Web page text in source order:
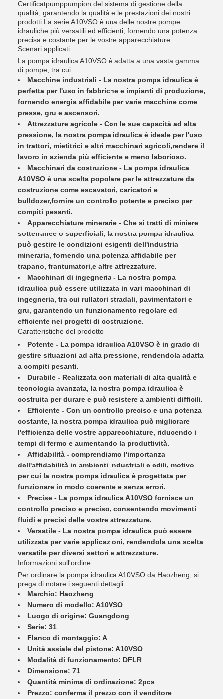
Certificatpumppumpion del sistema di gestione della
qualità, garantendo la qualità e le prestazioni dei nostri
prodotti.La serie A10VSO è una delle nostre pompe
idrauliche più versatili ed efficienti, fornendo una potenza
precisa e costante per le vostre apparecchiature.
Scenari applicati
La pompa idraulica A10VSO è adatta a una vasta gamma
di pompe, tra cui:
Macchine industriali - La nostra pompa idraulica è
perfetta per l'uso in fabbriche e impianti di produzione,
fornendo energia affidabile per varie macchine come
presse, gru e ascensori.
Attrezzature agricole - Con le sue capacità ad alta
pressione, la nostra pompa idraulica è ideale per l'uso
in trattori, mietitrici e altri macchinari agricoli,rendere il
lavoro in azienda più efficiente e meno laborioso.
Macchinari da costruzione - La pompa idraulica
A10VSO è una scelta popolare per le attrezzature da
costruzione come escavatori, caricatori e
bulldozer,fornire un controllo potente e preciso per
compiti pesanti.
Apparecchiature minerarie - Che si tratti di miniere
sotterranee o superficiali, la nostra pompa idraulica
può gestire le condizioni esigenti dell'industria
mineraria, fornendo una potenza affidabile per
trapano, frantumatori,e altre attrezzature.
Macchinari di ingegneria - La nostra pompa
idraulica può essere utilizzata in vari macchinari di
ingegneria, tra cui rullatori stradali, pavimentatori e
gru, garantendo un funzionamento regolare ed
efficiente nei progetti di costruzione.
Caratteristiche del prodotto
Potente - La pompa idraulica A10VSO è in grado di
gestire situazioni ad alta pressione, rendendola adatta
a compiti pesanti.
Durabile - Realizzata con materiali di alta qualità e
tecnologia avanzata, la nostra pompa idraulica è
costruita per durare e può resistere a ambienti difficili.
Efficiente - Con un controllo preciso e una potenza
costante, la nostra pompa idraulica può migliorare
l'efficienza delle vostre apparecchiature, riducendo i
tempi di fermo e aumentando la produttività.
Affidabilità - comprendiamo l'importanza
dell'affidabilità in ambienti industriali e edili, motivo
per cui la nostra pompa idraulica è progettata per
funzionare in modo coerente e senza errori.
Precise - La pompa idraulica A10VSO fornisce un
controllo preciso e preciso, consentendo movimenti
fluidi e precisi delle vostre attrezzature.
Versatile - La nostra pompa idraulica può essere
utilizzata per varie applicazioni, rendendola una scelta
versatile per diversi settori e attrezzature.
Informazioni sull'ordine
Per ordinare la pompa idraulica A10VSO da Haozheng, si
prega di notare i seguenti dettagli:
Marchio: Haozheng
Numero di modello: A10VSO
Luogo di origine: Guangdong
Serie: 31
Flanco di montaggio: A
Unità assiale del pistone: A10VSO
Modalità di funzionamento: DFLR
Dimensione: 71
Quantità minima di ordinazione: 2pcs
Prezzo: conferma il prezzo con il venditore